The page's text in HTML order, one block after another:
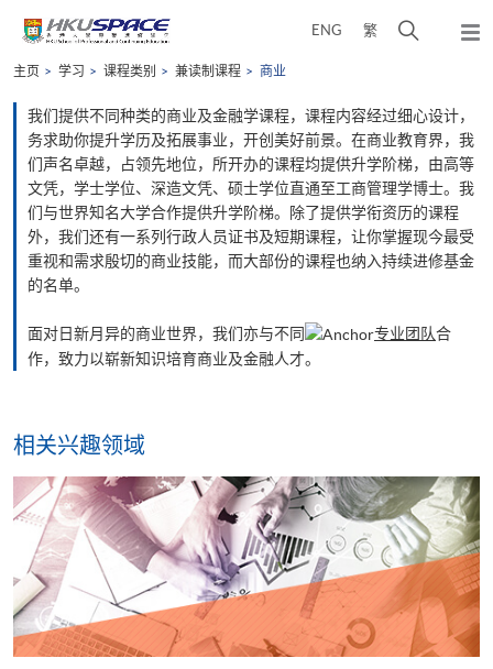
content
ENG 繁
寻
介
面
弹
单
Main
start
主页 学习 课程类别 兼读制课程 商业
我们提供不同种类的商业及金融学课程，课程内容经过细心设计，
务求助你提升学历及拓展事业，开创美好前景。在商业教育界，我
们声名卓越，占领先地位，所开办的课程均提供升学阶梯，由高等
文凭，学士学位、深造文凭、硕士学位直通至工商管理学博士。我
们与世界知名大学合作提供升学阶梯。除了提供学衔资历的课程
外，我们还有一系列行政人员证书及短期课程，让你掌握现今最受
重视和需求殷切的商业技能，而大部份的课程也纳入持续进修基金
的名单。
面对日新月异的商业世界，我们亦与不同 专业团队合
作，致力以崭新知识培育商业及金融人才。
相关兴趣领域